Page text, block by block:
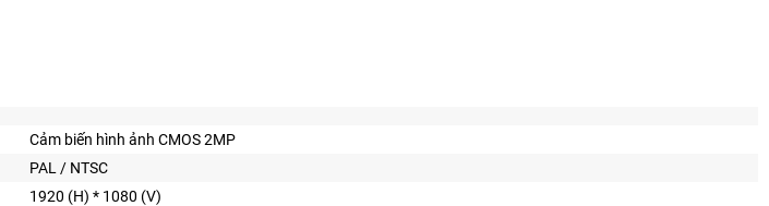
Cảm biến hình ảnh CMOS 2MP
PAL / NTSC
1920 (H) * 1080 (V)